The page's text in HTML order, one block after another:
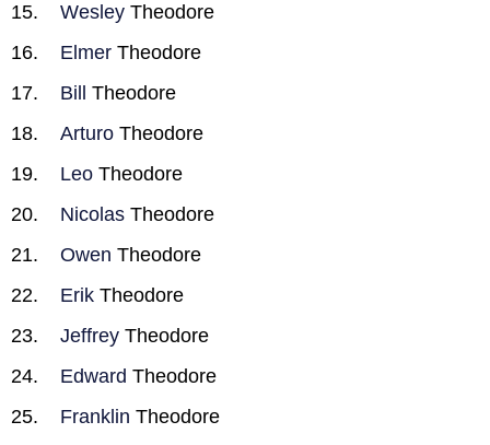
Wesley Theodore
Elmer Theodore
Bill
Theodore
Arturo Theodore
Leo Theodore
Nicolas Theodore
Owen Theodore
Erik Theodore
Jeffrey Theodore
Edward Theodore
Franklin Theodore